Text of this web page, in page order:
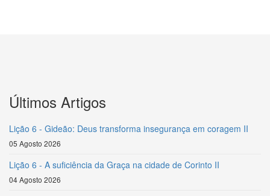
Últimos Artigos
Lição 6 - Gideão: Deus transforma insegurança em coragem II
05 Agosto 2026
Lição 6 - A suficiência da Graça na cidade de Corinto II
04 Agosto 2026